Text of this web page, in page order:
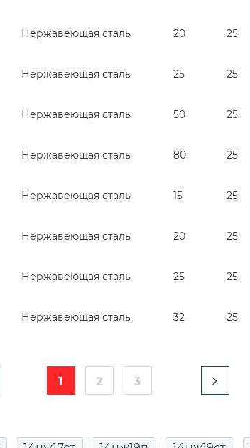
Нержавеющая сталь 20 25
Нержавеющая сталь 25 25
Нержавеющая сталь 50 25
Нержавеющая сталь 80 25
Нержавеющая сталь 15 25
Нержавеющая сталь 20 25
Нержавеющая сталь 25 25
Нержавеющая сталь 32 25
1 2 3